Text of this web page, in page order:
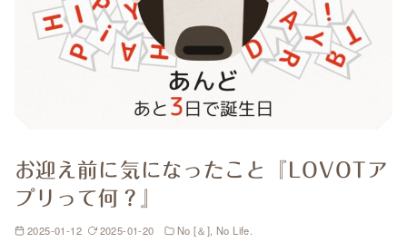
お迎え前に気になったこと『LOVOTア
プリって何？』
2025-01-12 2025-01-20 No [＆], No Life.